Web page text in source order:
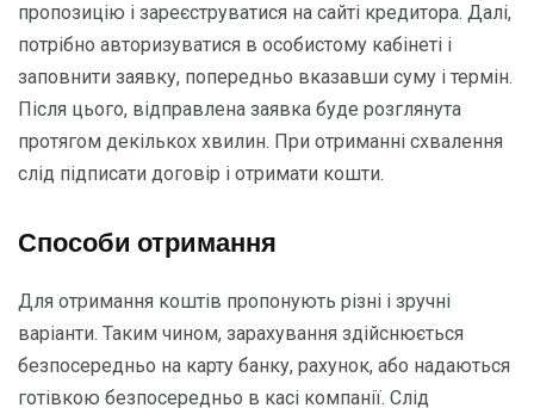
пропозицію і зареєструватися на сайті кредитора. Далі,
потрібно авторизуватися в особистому кабінеті і
заповнити заявку, попередньо вказавши суму і термін.
Після цього, відправлена заявка буде розглянута
протягом декількох хвилин. При отриманні схвалення
слід підписати договір і отримати кошти.
Способи отримання
Для отримання коштів пропонують різні і зручні
варіанти. Таким чином, зарахування здійснюється
безпосередньо на карту банку, рахунок, або надаються
готівкою безпосередньо в касі компанії. Слід